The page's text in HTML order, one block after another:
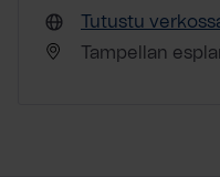
Tutustu
Tampellan